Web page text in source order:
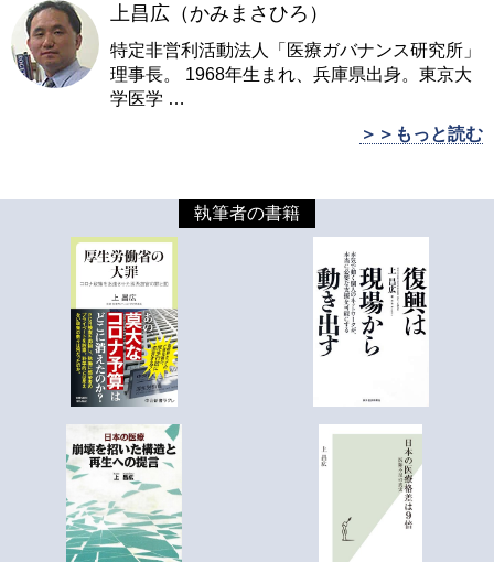
上昌広（かみまさひろ）
特定非営利活動法人「医療ガバナンス研究所」
理事長。 1968年生まれ、兵庫県出身。東京大
学医学 …
＞＞もっと読む
執筆者の書籍